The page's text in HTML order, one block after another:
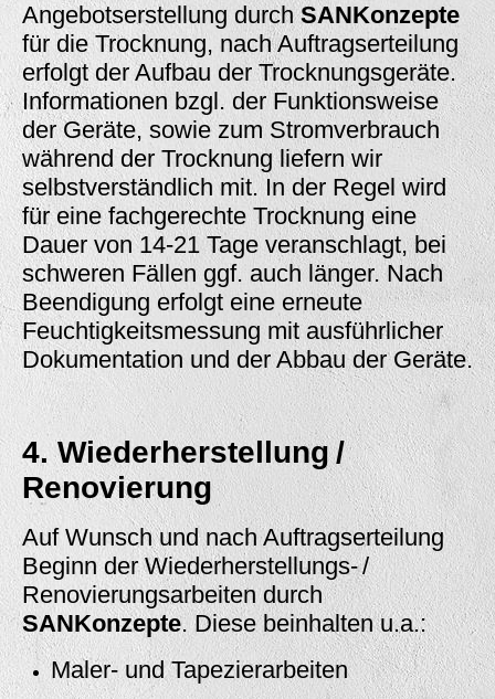
Angebotserstellung durchSANKonzepte
für die Trocknung, nach Auftragserteilung
erfolgt der Aufbau der Trocknungsgeräte.
Informationen bzgl. der Funktionsweise
der Geräte, sowie zum Stromverbrauch
während der Trocknung liefern wir
selbstverständlich mit. In der Regel wird
für eine fachgerechte Trocknung eine
Dauer von 14-21 Tage veranschlagt, bei
schweren Fällen ggf. auch länger. Nach
Beendigung erfolgt eine erneute
Feuchtigkeitsmessung mit ausführlicher
Dokumentation und der Abbau der Geräte.
4. Wiederherstellung /
Renovierung
Auf Wunsch und nach Auftragserteilung
Beginn der Wiederherstellungs- /
Renovierungsarbeiten durch
SANKonzepte. Diese beinhalten u.a.:
Maler- und Tapezierarbeiten